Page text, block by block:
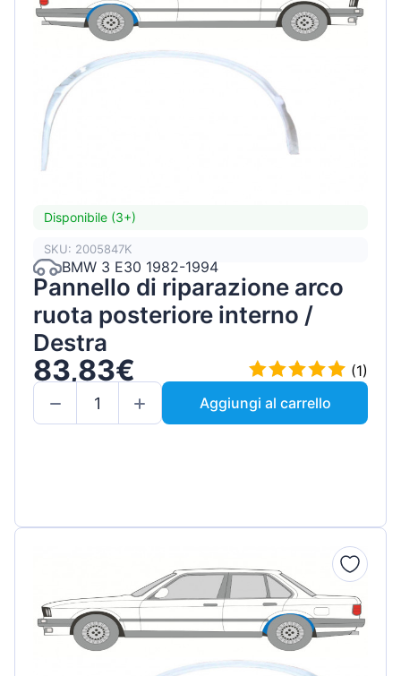
Disponibile (3+)
SKU: 2005847K
BMW 3 E30 1982-1994
Pannello di riparazione arco
ruota posteriore interno /
Destra
83,83€
(1)
Aggiungi al carrello